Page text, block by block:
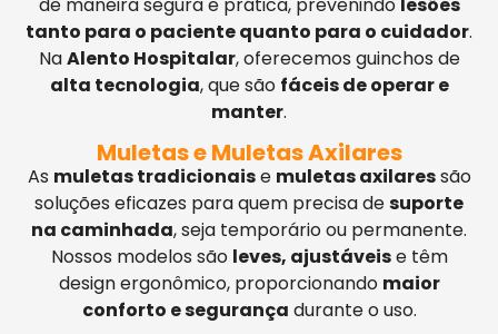
tanto para o paciente quanto para o cuidador.
NaAlento Hospitalar, oferecemos guinchos de
alta tecnologia, que são fáceis de operar e
manter.
Muletas e Muletas Axilares
As muletas tradicionaise muletas axilaressão
soluções eficazes para quem precisa desuporte
na caminhada, seja temporário ou permanente.
Nossos modelos são leves, ajustáveise têm
design ergonômico, proporcionando maior
conforto e segurança durante o uso.